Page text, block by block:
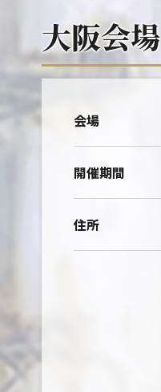
大阪会場
会場
開催期間
住所